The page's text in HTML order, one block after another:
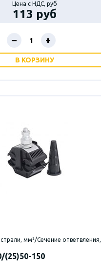
Цена с НДС, руб
113 руб
– +
В КОРЗИНУ
мм²/Сечение ответвления,
(25)50-150